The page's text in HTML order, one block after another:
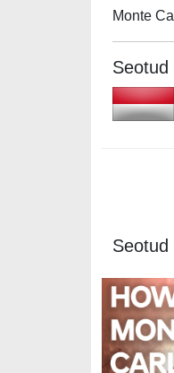
Monte
Seotud
Seotud